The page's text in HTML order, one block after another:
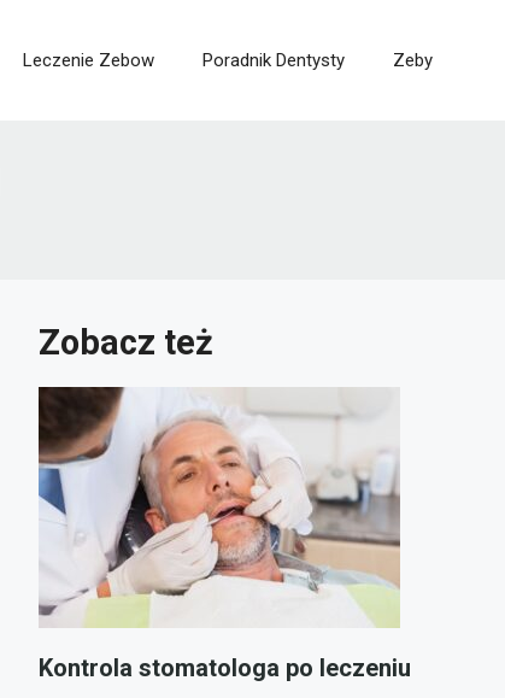
Leczenie Zebow Poradnik Dentysty Zeby
Zobacz też
Kontrola stomatologa po leczeniu